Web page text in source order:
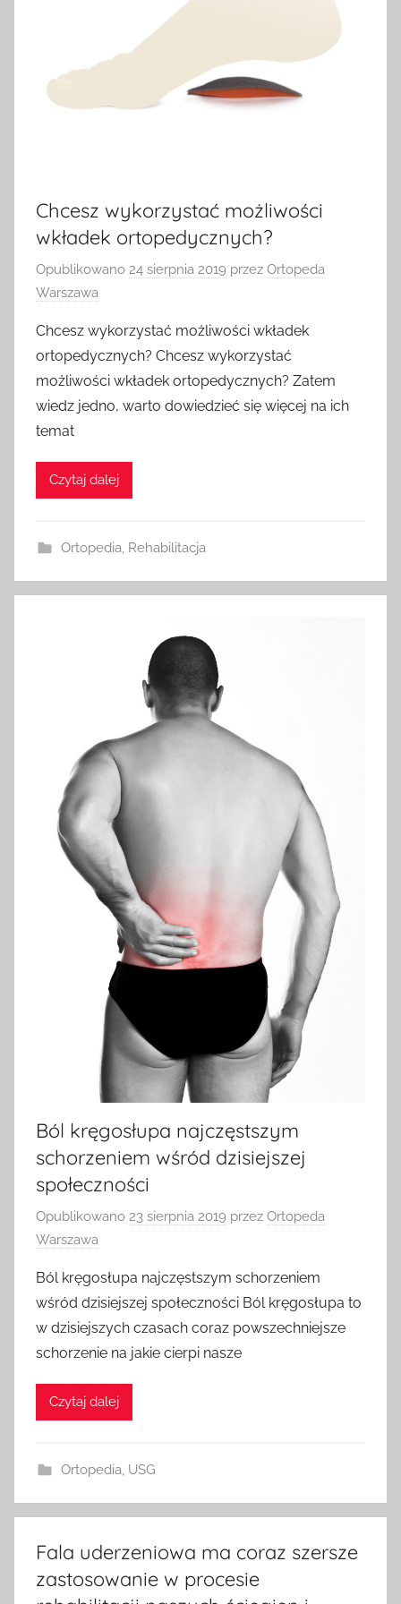
Chcesz wykorzystać możliwości
wkładek ortopedycznych?
Opublikowano 24 sierpnia 2019 przez Ortopeda
Warszawa
Chcesz wykorzystać możliwości wkładek
ortopedycznych? Chcesz wykorzystać
możliwości wkładek ortopedycznych? Zatem
wiedz jedno, warto dowiedzieć się więcej na ich
temat
Czytaj dalej
Ortopedia Rehabilitacja
Ból kręgosłupa najczęstszym
schorzeniem wśród dzisiejszej
społeczności
Opublikowano 23 sierpnia 2019 przez Ortopeda
Warszawa
Ból kręgosłupa najczęstszym schorzeniem
wśród dzisiejszej społeczności Ból kręgosłupa to
w dzisiejszych czasach coraz powszechniejsze
schorzenie na jakie cierpi nasze
Czytaj dalej
Ortopedia, USG
Fala uderzeniowa ma coraz szersze
zastosowanie w procesie